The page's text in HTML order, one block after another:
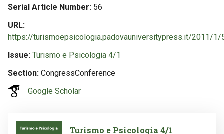
Serial Article Number 56
URL
https://turismoepsicologia.padovauniversitypress.it/2011/1/
Issue Turismo e Psicologia 4/1
Section CongressConference
Google Scholar
Image
Turismo e Psicologia 4/1